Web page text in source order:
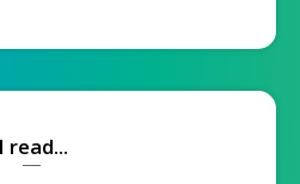
I read...